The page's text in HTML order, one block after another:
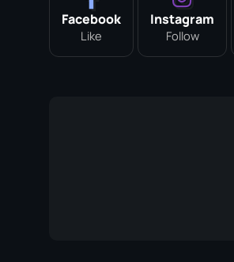
Facebook
Like
Instagram
Follow